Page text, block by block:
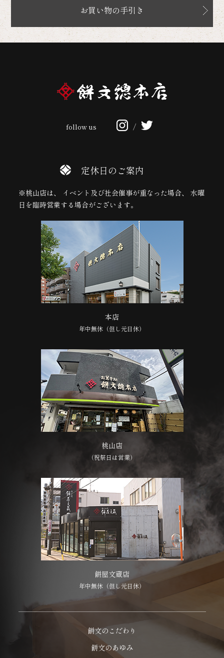
お買い物の手引き
follow us /
定休日のご案内
※桃山店は、 イベント及び社会催事が重なった場合、 水曜
日を臨時営業する場合がございます。
本店
年中無休（但し元日休）
桃山店
（祝祭日は営業）
餅屋文蔵店
年中無休（但し元日休）
餅文のこだわり
餅文のあゆみ